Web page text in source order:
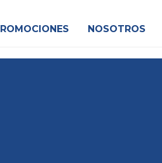
NOSOTROS